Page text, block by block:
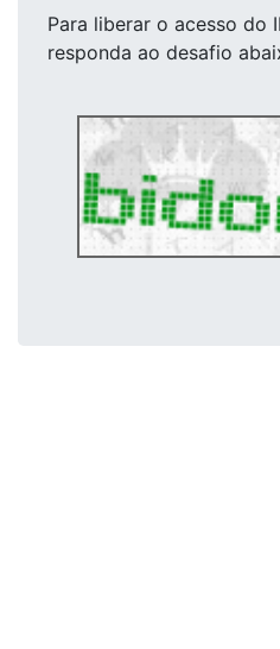
Para liberar o acesso do
responda ao desafio